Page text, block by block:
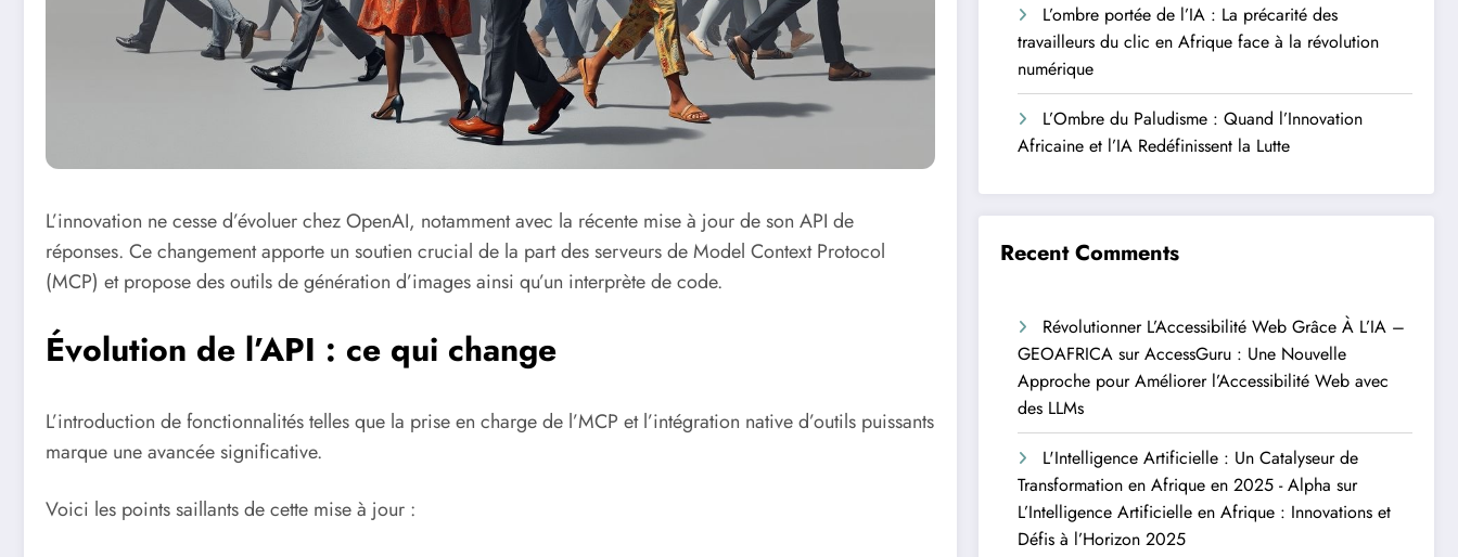
L’innovation ne cesse d’évoluer chez OpenAI, notamment avec la récente mise à jour de son API de
réponses. Ce changement apporte un soutien crucial de la part des serveurs de Model Context Protocol
(MCP) et propose des outils de génération d’images ainsi qu’un interprète de code.
Évolution de l’API : ce qui change
L’introduction de fonctionnalités telles que la prise en charge de l’MCP et l’intégration native d’outils puissants
marque une avancée significative.
Voici les points saillants de cette mise à jour :
L’ombre portée de l’IA : La précarité des
travailleurs du clic en Afrique face à la révolution
numérique
L’Ombre du Paludisme : Quand l’Innovation
Africaine et l’IA Redéfinissent la Lutte
Recent Comments
Révolutionner L’Accessibilité Web Grâce À L’IA –
GEOAFRICA surAccessGuru : Une Nouvelle
Approche pour Améliorer l’Accessibilité Web avec
des LLMs
L'Intelligence Artificielle : Un Catalyseur de
Transformation en Afrique en 2025 - Alpha sur
L’Intelligence Artificielle en Afrique : Innovations et
Défis à l’Horizon 2025